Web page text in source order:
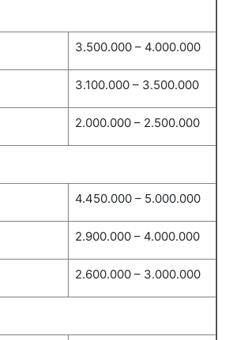
3.500.000 – 4.000.000
3.100.000 – 3.500.000
2.000.000 – 2.500.000
4.450.000 – 5.000.000
2.900.000 – 4.000.000
2.600.000 – 3.000.000